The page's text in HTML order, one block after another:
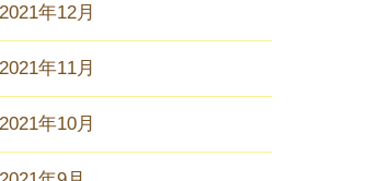
2021年12月
2021年11月
2021年10月